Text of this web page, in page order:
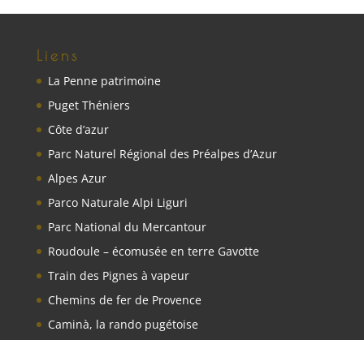
Liens
La Penne patrimoine
Puget Théniers
Côte d’azur
Parc Naturel Régional des Préalpes d’Azur
Alpes Azur
Parco Naturale Alpi Liguri
Parc National du Mercantour
Roudoule – écomusée en terre Gavotte
Train des Pignes à vapeur
Chemins de fer de Provence
Caminà, la rando pugétoise